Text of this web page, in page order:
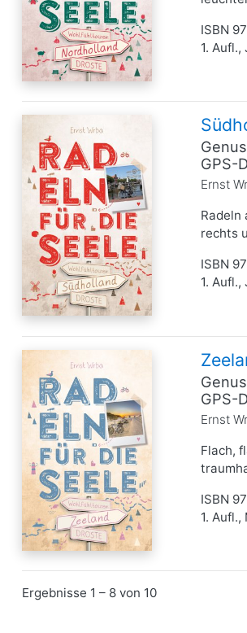
ISBN
1.
GPS-
Ernst
Radeln
rechts
ISBN
1.
GPS-
Ernst
Flach,
ISBN
1.
Ergebnisse 1 – 8 von 10